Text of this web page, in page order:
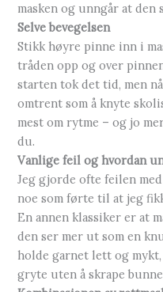
masken og unngår at
Selve bevegelsen
Stikk høyre pinne inn i
tråden opp og over
starten tok det tid, men
omtrent som å knyte
mest om rytme – og jo
du.
Vanlige feil og hvordan
Jeg gjorde ofte feilen
noe som førte til at jeg
En annen klassiker er at
den ser mer ut som en
holde garnet lett og
gryte uten å skrape